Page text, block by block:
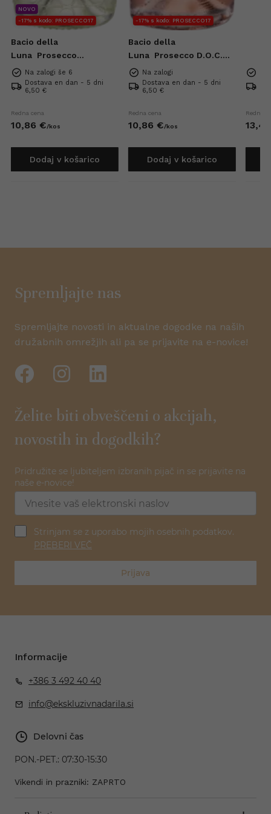
NOVO
-17% s kodo: PROSECCO17
Bacio della
Luna Prosecco
Superiore DOCG Extra
Brut 0,75l
Na zalogi še 6
Dostava en dan - 5 dni
6,50 €
Redna cena
10,86 €/kos
Dodaj v košarico
-17% s kodo: PROSECCO17
Bacio della
Luna Prosecco D.O.C.
Rose Extra Dry 0,75l
Na zalogi
Dostava en dan - 5 dni
6,50 €
Redna cena
10,86 €/kos
Dodaj v košarico
Redna
13,42
Spremljajte nas
Spremljajte novosti in aktualne dogodke na naših
družabnih omrežjih ali pa se prijavite na e-novice!
Želite biti obveščeni o akcijah,
novostih in dogodkih?
Pridružite se ljubiteljem izbranih pijač in se prijavite na
naše e-novice!
Strinjam se z uporabo mojih osebnih podatkov.
PREBERI VEČ
Prijava
Informacije
+386 3 492 40 40
info@ekskluzivnadarila.si
Delovni čas
PON.-PET.: 07:30-15:30
Vikendi in prazniki: ZAPRTO